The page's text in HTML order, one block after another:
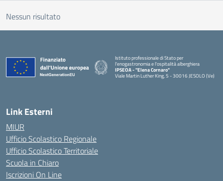
Nessun risultato
Istituto professionale di Stato per
l'enogastronomia e l'ospitalità alberghiera
IPSEOA - ''Elena Cornaro"
Viale Martin Luther King, 5 - 30016 JESOLO (Ve)
— Visita la pagina iniziale della scuola
Link Esterni
MIUR
Ufficio Scolastico Regionale
Ufficio Scolastico Territoriale
Scuola in Chiaro
Iscrizioni On Line